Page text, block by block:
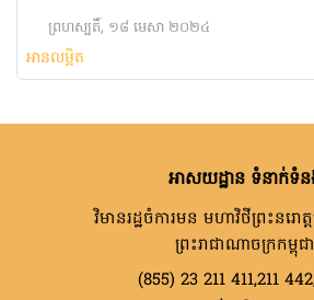
នយោបាយក្នុងការបោះឆ្នោត
ព្រហស្បតិ៍, ១៨ មេសា ២០២៤
អានលម្អិត
អាសយដ្ឋាន ទំនាក់ទំ
វិមានរដ្ឋចំការមន មហាវិថីព្រះនរោត្
ព្រះរាជាណាចក្រកម្ពុជា
(855) 23 211 411,211